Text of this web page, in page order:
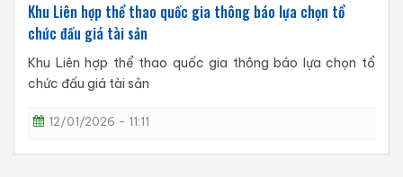
Khu Liên hợp thể thao quốc gia thông báo lựa chọn tổ
chức đấu giá tài sản
Khu Liên hợp thể thao quốc gia thông báo lựa chọn tổ
chức đấu giá tài sản
12/01/2026 - 11:11